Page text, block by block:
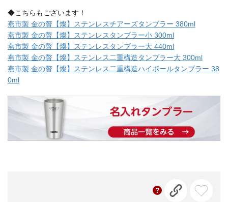
◆こちらもございます！
燕市製 金の贅【燦】ステンレスチアーズタンブラー 380ml
燕市製 金の贅【燦】ステンレスタンブラー小 300ml
燕市製 金の贅【燦】ステンレスタンブラー大 440ml
燕市製 金の贅【燦】ステンレス二重構造タンブラー大 300ml
燕市製 金の贅【燦】ステンレス二重構造ハイボールタンブラー 38
0ml